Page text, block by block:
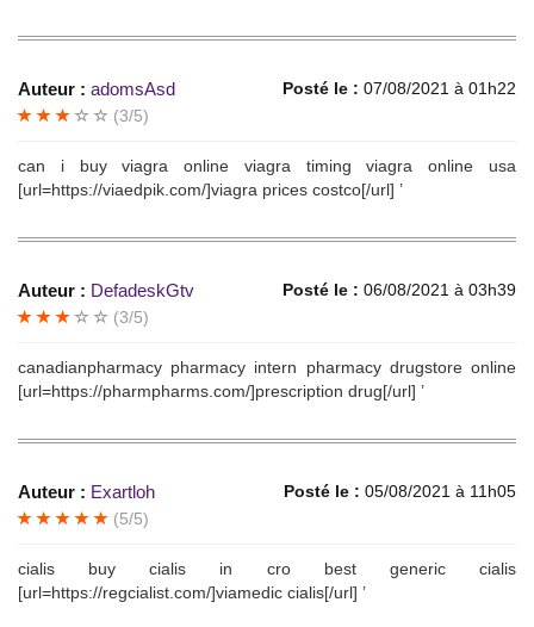
Auteur : adomsAsd Posté le : 07/08/2021 à 01h22
(3/5)
can i buy viagra online viagra timing viagra online usa
[url=https://viaedpik.com/]viagra prices costco[/url] ’
Auteur : DefadeskGtv Posté le : 06/08/2021 à 03h39
(3/5)
canadianpharmacy pharmacy intern pharmacy drugstore online
[url=https://pharmpharms.com/]prescription drug[/url] ’
Auteur : Exartloh Posté le : 05/08/2021 à 11h05
(5/5)
cialis buy cialis in cro best generic cialis
[url=https://regcialist.com/]viamedic cialis[/url] ’